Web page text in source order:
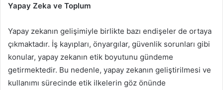
Yapay Zeka ve Toplum
Yapay zekanın gelişimiyle birlikte bazı endişeler de ortaya
çıkmaktadır. İş kayıpları, önyargılar, güvenlik sorunları gibi
konular, yapay zekanın etik boyutunu gündeme
getirmektedir. Bu nedenle, yapay zekanın geliştirilmesi ve
kullanımı sürecinde etik ilkelerin göz önünde